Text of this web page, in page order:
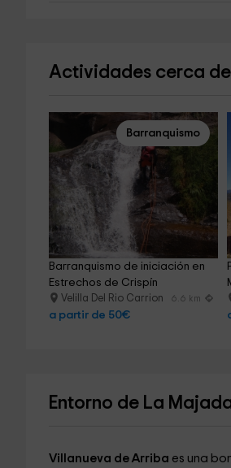
Actividades cerca
Barranquismo
Barranquismo de iniciación en
Estrechos de Crispín
Velilla Del Rio Carrion 6.6 km
a partir de 50€
Entorno de La
Villanueva de Arriba es una